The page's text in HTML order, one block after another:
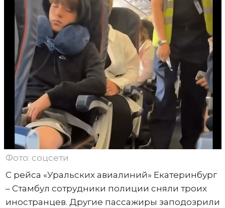
Фото: соцсети
С рейса «Уральских авиалиний» Екатеринбург
– Стамбул сотрудники полиции сняли троих
иностранцев. Другие пассажиры заподозрили